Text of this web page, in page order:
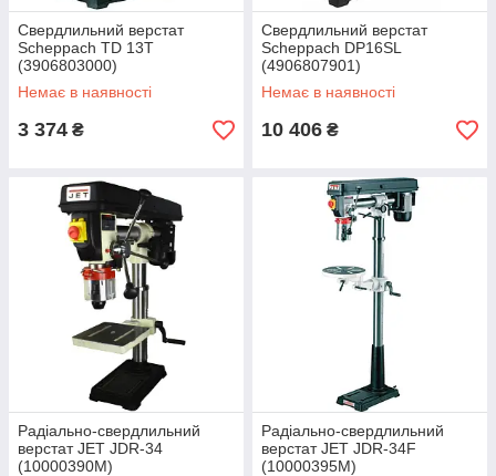
Свердлильний верстат
Scheppach TD 13T
(3906803000)
Немає в наявності
3 374 ₴
Свердлильний верстат
Scheppach DP16SL
(4906807901)
Немає в наявності
10 406 ₴
Радіально-свердлильний
верстат JET JDR-34
(10000390M)
Радіально-свердлильний
верстат JET JDR-34F
(10000395M)